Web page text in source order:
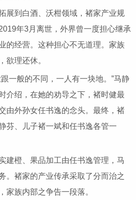
展到白酒、沃柑领域，褚家产业规
年3月离世，外界曾一度担心继承
的经营。这种担心不无道理。家族
欲理还休。
一般的不同，一人有一块地。”马静
介绍，在她的劝导之下，褚时健最
由外孙女任书逸的念头。最终，褚
芬、儿子褚一斌和任书逸各管一
建橙、果品加工由任书逸管理，马
。褚家的产业传承采取了分而治之
家族内部之争告一段落。